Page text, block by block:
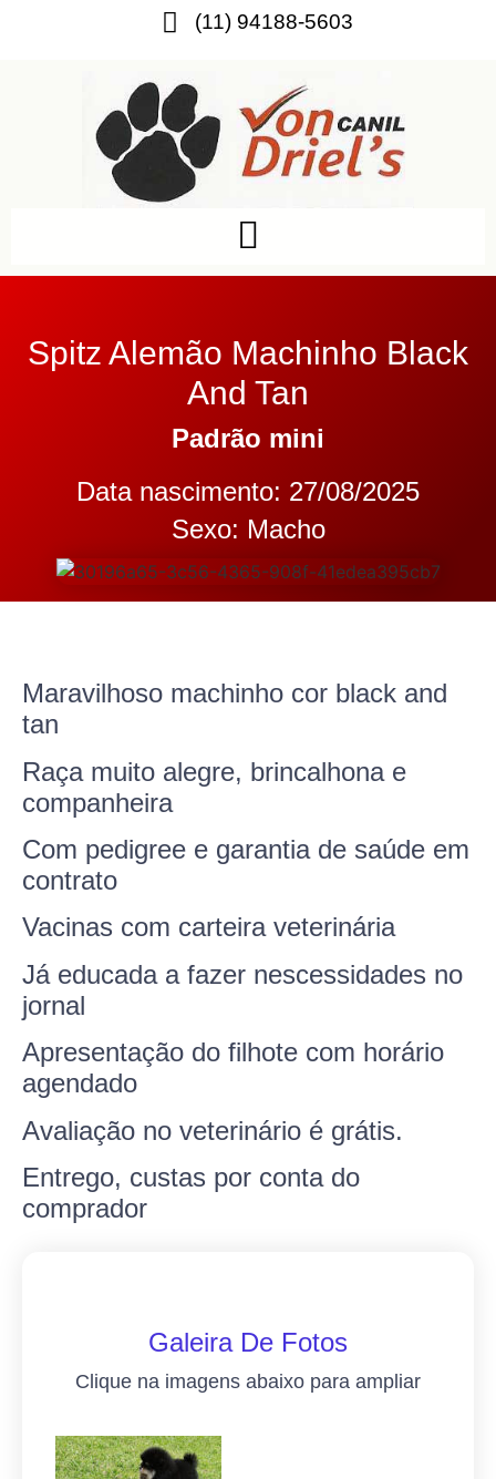
(11) 94188-5603
Spitz Alemão Machinho Black
And Tan
Padrão mini
Data nascimento: 27/08/2025
Sexo: Macho
Maravilhoso machinho cor black and
tan
Raça muito alegre, brincalhona e
companheira
Com pedigree e garantia de saúde em
contrato
Vacinas com carteira veterinária
Já educada a fazer nescessidades no
jornal
Apresentação do filhote com horário
agendado
Avaliação no veterinário é grátis.
Entrego, custas por conta do
comprador
Galeira De Fotos
Clique na imagens abaixo para ampliar